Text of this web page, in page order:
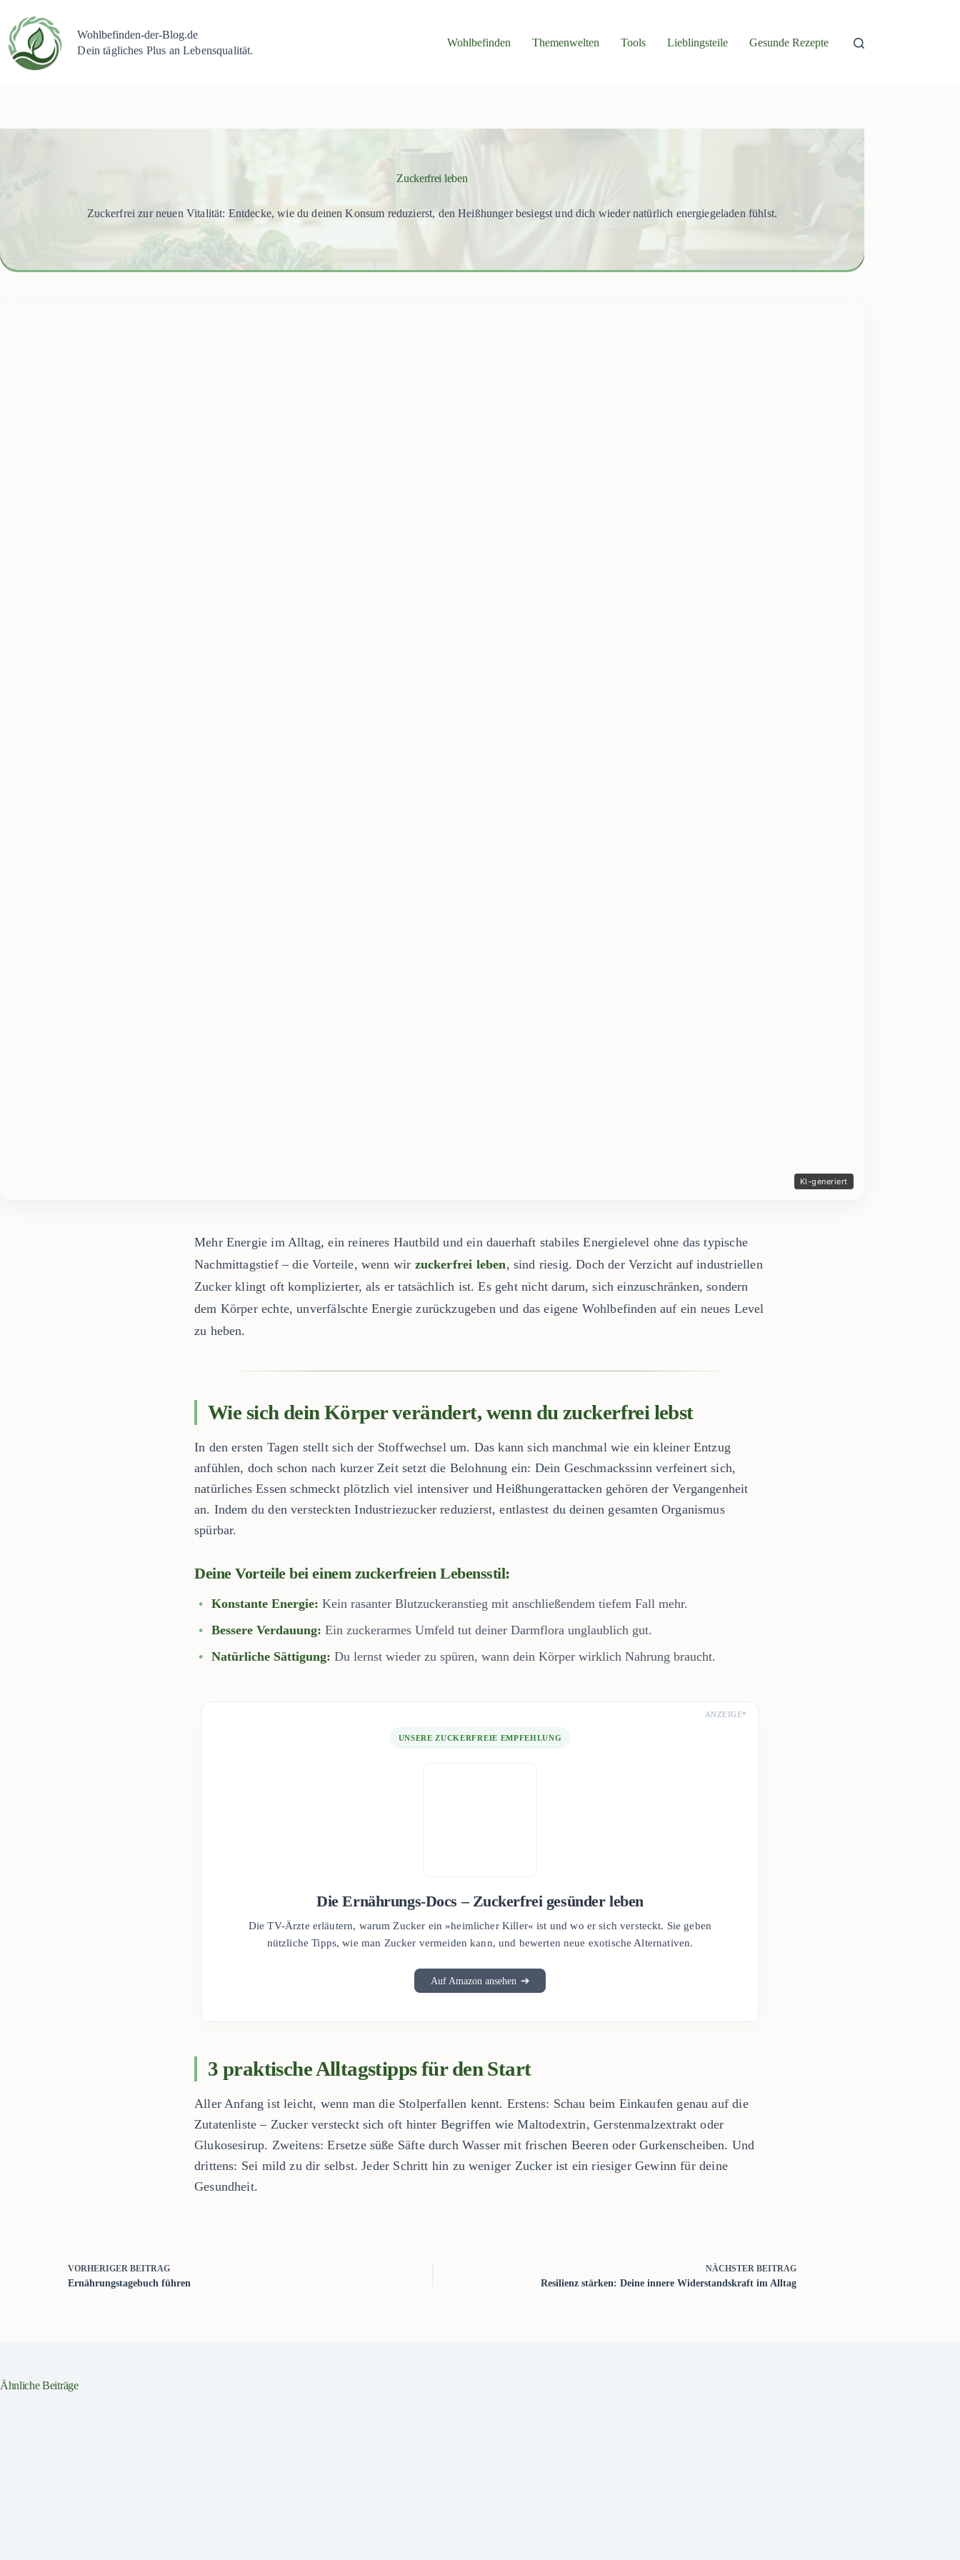
Inhalt
springen
Wohlbefinden-der-Blog.de
Dein tägliches Plus an Lebensqualität.
Wohlbefinden Themenwelten Tools Lieblingsteile Gesunde Rezepte
Zuckerfrei leben
Zuckerfrei zur neuen Vitalität: Entdecke, wie du deinen Konsum reduzierst, den Heißhunger besiegst und dich wieder natürlich energiegeladen fühlst.
Mehr Energie im Alltag, ein reineres Hautbild und ein dauerhaft stabiles Energielevel ohne das typische
Nachmittagstief – die Vorteile, wenn wir zuckerfrei leben, sind riesig. Doch der Verzicht auf industriellen
Zucker klingt oft komplizierter, als er tatsächlich ist. Es geht nicht darum, sich einzuschränken, sondern
dem Körper echte, unverfälschte Energie zurückzugeben und das eigene Wohlbefinden auf ein neues Level
zu heben.
Wie sich dein Körper verändert, wenn du zuckerfrei lebst
In den ersten Tagen stellt sich der Stoffwechsel um. Das kann sich manchmal wie ein kleiner Entzug
anfühlen, doch schon nach kurzer Zeit setzt die Belohnung ein: Dein Geschmackssinn verfeinert sich,
natürliches Essen schmeckt plötzlich viel intensiver und Heißhungerattacken gehören der Vergangenheit
an. Indem du den versteckten Industriezucker reduzierst, entlastest du deinen gesamten Organismus
spürbar.
Deine Vorteile bei einem zuckerfreien Lebensstil:
Konstante Energie: Kein rasanter Blutzuckeranstieg mit anschließendem tiefem Fall mehr.
Bessere Verdauung: Ein zuckerarmes Umfeld tut deiner Darmflora unglaublich gut.
Natürliche Sättigung: Du lernst wieder zu spüren, wann dein Körper wirklich Nahrung braucht.
ANZEIGE*
UNSERE ZUCKERFREIE EMPFEHLUNG
Die Ernährungs-Docs – Zuckerfrei gesünder leben
Die TV-Ärzte erläutern, warum Zucker ein »heimlicher Killer« ist und wo er sich versteckt. Sie geben
nützliche Tipps, wie man Zucker vermeiden kann, und bewerten neue exotische Alternativen.
Auf Amazon ansehen ➔
3 praktische Alltagstipps für den Start
Aller Anfang ist leicht, wenn man die Stolperfallen kennt. Erstens: Schau beim Einkaufen genau auf die
Zutatenliste – Zucker versteckt sich oft hinter Begriffen wie Maltodextrin, Gerstenmalzextrakt oder
Glukosesirup. Zweitens: Ersetze süße Säfte durch Wasser mit frischen Beeren oder Gurkenscheiben. Und
drittens: Sei mild zu dir selbst. Jeder Schritt hin zu weniger Zucker ist ein riesiger Gewinn für deine
Gesundheit.
VORHERIGER BEITRAG
Ernährungstagebuch führen
NÄCHSTER BEITRAG
Resilienz stärken: Deine innere Widerstandskraft im Alltag
Ähnliche Beiträge